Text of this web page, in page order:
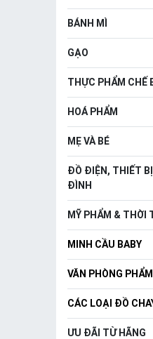
BÁNH MÌ
GẠO
THỰC PHẨM CHẾ
HOÁ PHẨM
MẸ VÀ BÉ
ĐỒ ĐIỆN, THIẾT
ĐÌNH
MỸ PHẨM & THỜI
MINH CẦU BABY
VĂN PHÒNG PHẨM
CÁC LOẠI ĐỒ
ƯU ĐÃI TỪ HÃNG